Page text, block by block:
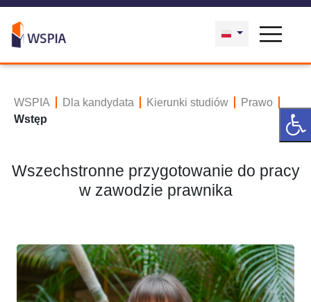
WSPIA Dla kandydata Kierunki studiów
Prawo
Wstęp
Wszechstronne przygotowanie do pracy
w zawodzie prawnika